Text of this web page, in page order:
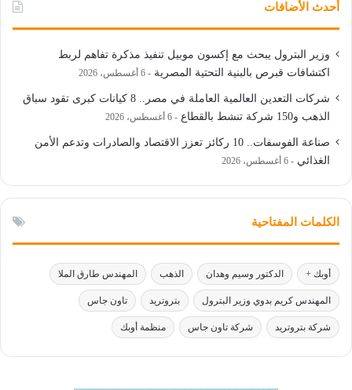
أحدث الأضافات
وزير البترول يبحث مع إكسون موبيل تنفيذ مذكرة تفاهم لربط
اكتشافات قبرص بالبنية التحتية المصرية
6 أغسطس، 2026
شركات التعدين العالمية العاملة في مصر.. 8 كيانات كبرى تقود سباق
الذهب و150 شركة تنشط بالقطاع
6 أغسطس، 2026
صناعة الفوسفات.. 10 ركائز تعزز الاقتصاد والصادرات وتدعم الأمن
الغذائي
6 أغسطس، 2026
الكلمات المفتاحية
أوبك + الدكتور وسيم وهدان الذهب المهندس طارق الملا
المهندس كريم بدوي وزير البترول بتروتريد تاون جاس
شركة بتروتريد شركة تاون جاس منظمة أوبك